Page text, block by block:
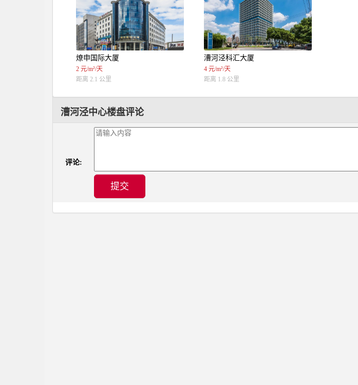
燎申国际大厦
2 元/m²/天
距离 2.1 公里
漕河泾科汇大厦
4 元/m²/天
距离 1.8 公里
漕河泾中心楼盘评论
评论:
提交